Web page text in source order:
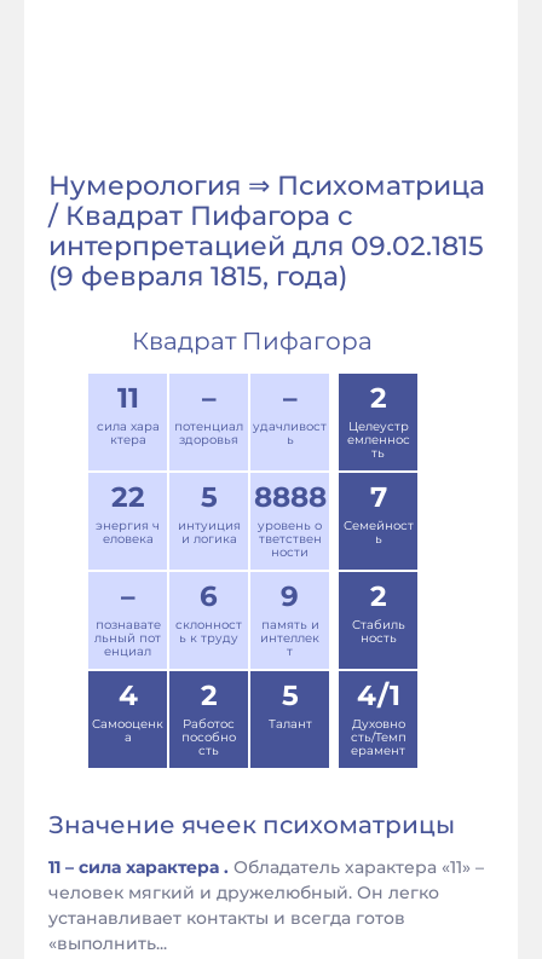
Нумерология ⇒ Психоматрица
/ Квадрат Пифагора с
интерпретацией для 09.02.1815
(9 февраля 1815, года)
Квадрат Пифагора
11
сила хара
ктера
–
потенциал
здоровья
–
удачливост
ь
22
энергия ч
еловека
5
интуиция
и логика
8888
уровень о
тветствен
ности
–
познавате
льный пот
енциал
6
склонност
ь к труду
9
память и
интеллек
т
2
Целеустр
емленнос
ть
7
Семейност
ь
2
Стабиль
ность
4
Самооценк
а
2
Работос
пособно
сть
5
Талант
4/1
Духовно
сть/Темп
ерамент
Значение ячеек психоматрицы
11 – сила характера . Обладатель характера «11» –
человек мягкий и дружелюбный. Он легко
устанавливает контакты и всегда готов
«выполнить...